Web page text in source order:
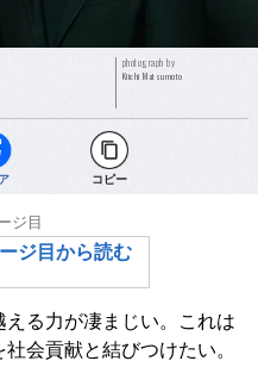
photograph by
Kiichi Matsumoto
コピー
ジ目
ジ目から読む
える力が凄まじい。これは
会貢献と結びつけたい。